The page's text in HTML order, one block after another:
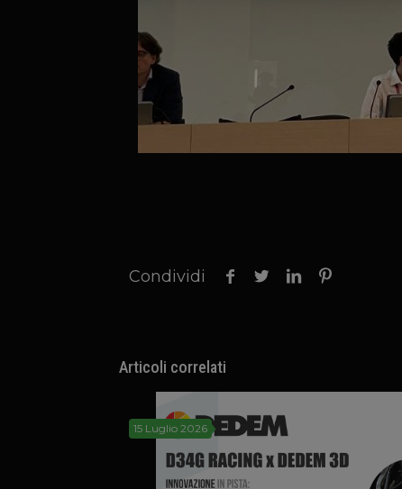
Condividi
Articoli correlati
15 Luglio 2026